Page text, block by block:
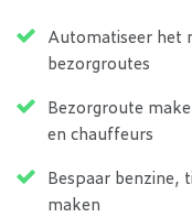
Automatiseer het
bezorgroutes
Bezorgroute
en chauffeurs
Bespaar benzine,
maken